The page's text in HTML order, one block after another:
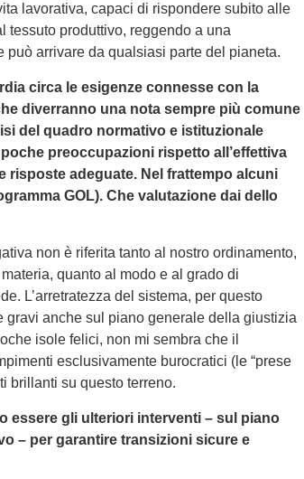
lavorativa, capaci di rispondere subito alle
tessuto produttivo, reggendo a una
può arrivare da qualsiasi parte del pianeta.
circa le esigenze connesse con la
diverranno una nota sempre più comune
del quadro normativo e istituzionale
preoccupazioni rispetto all’effettiva
adeguate. Nel frattempo alcuni
GOL). Che valutazione dai dello
non è riferita tanto al nostro ordinamento,
quanto al modo e al grado di
L’arretratezza del sistema, per questo
anche sul piano generale della giustizia
isole felici, non mi sembra che il
esclusivamente burocratici (le “prese
brillanti su questo terreno.
essere gli ulteriori interventi – sul piano
– per garantire transizioni sicure e